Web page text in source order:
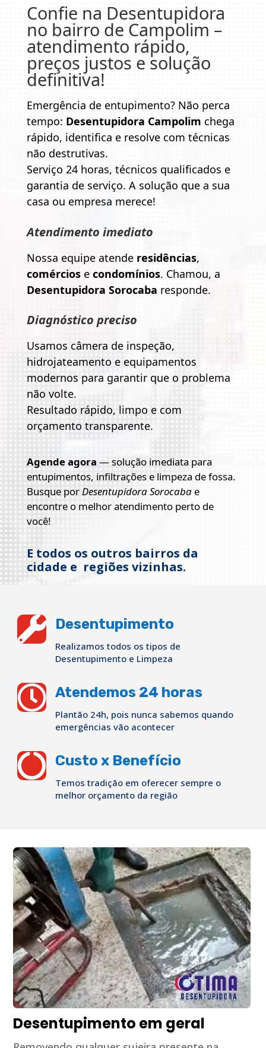
Confie na Desentupidora
no bairro de Campolim –
atendimento rápido,
preços justos e solução
definitiva!
Emergência de entupimento? Não perca
tempo: Desentupidora Campolim chega
rápido, identifica e resolve com técnicas
não destrutivas.
Serviço 24 horas, técnicos qualificados e
garantia de serviço. A solução que a sua
casa ou empresa merece!
Atendimento imediato
Nossa equipe atende residências,
comérciose condomínios. Chamou, a
Desentupidora Sorocaba responde.
Diagnóstico preciso
Usamos câmera de inspeção,
hidrojateamento e equipamentos
modernos para garantir que o problema
não volte.
Resultado rápido, limpo e com
orçamento transparente.
Agende agora — solução imediata para
entupimentos, infiltrações e limpeza de fossa.
Busque porDesentupidora Sorocabae
encontre o melhor atendimento perto de
você!
E todos os outros bairros da
cidade e regiões vizinhas.
 Desentupimento
Realizamos todos os tipos de
Desentupimento e Limpeza
 Atendemos 24 horas
Plantão 24h, pois nunca sabemos quando
emergências vão acontecer
 Custo x Benefício
Temos tradição em oferecer sempre o
melhor orçamento da região
Desentupimento em geral